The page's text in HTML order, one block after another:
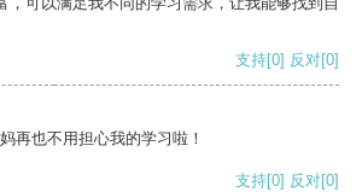
支持[0] 反对[0]
再也不用担心我的学习啦！
支持[0] 反对[0]